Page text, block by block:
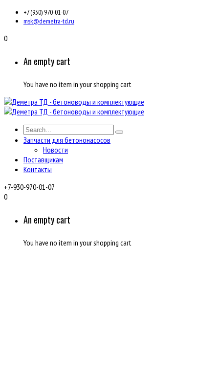
+7 (930) 970-01-07
msk@demetra-td.ru
0
An empty cart
You have no item in your shopping cart
Запчасти для бетононасосов
Новости
Поставщикам
Контакты
+7-930-970-01-07
0
An empty cart
You have no item in your shopping cart